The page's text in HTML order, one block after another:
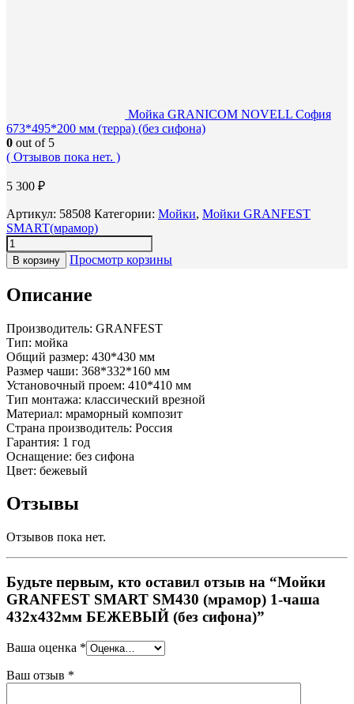
Мойка GRANICOM NOVELL София
673*495*200 мм (терра) (без сифона)
0 out of 5
( Отзывов пока нет. )
5 300 ₽
Артикул: 58508 Категории: Мойки, Мойки GRANFEST
SMART(мрамор)
В корзину Просмотр корзины
Описание
Производитель: GRANFEST
Тип: мойка
Общий размер: 430*430 мм
Размер чаши: 368*332*160 мм
Установочный проем: 410*410 мм
Тип монтажа: классический врезной
Материал: мраморный композит
Страна производитель: Россия
Гарантия: 1 год
Оснащение: без сифона
Цвет: бежевый
Отзывы
Отзывов пока нет.
Будьте первым, кто оставил отзыв на “Мойки
GRANFEST SMART SM430 (мрамор) 1-чаша
432х432мм БЕЖЕВЫЙ (без сифона)”
Ваша оценка *
Ваш отзыв *